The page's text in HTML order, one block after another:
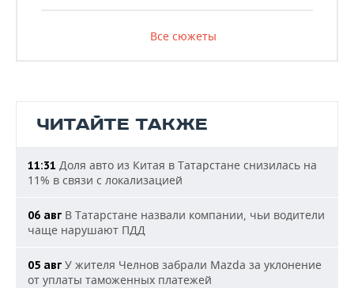
Все сюжеты
ЧИТАЙТЕ ТАКЖЕ
11:31 Доля авто из Китая в Татарстане снизилась на
11% в связи с локализацией
06 авг В Татарстане назвали компании, чьи водители
чаще нарушают ПДД
05 авг У жителя Челнов забрали Mazda за уклонение
от уплаты таможенных платежей